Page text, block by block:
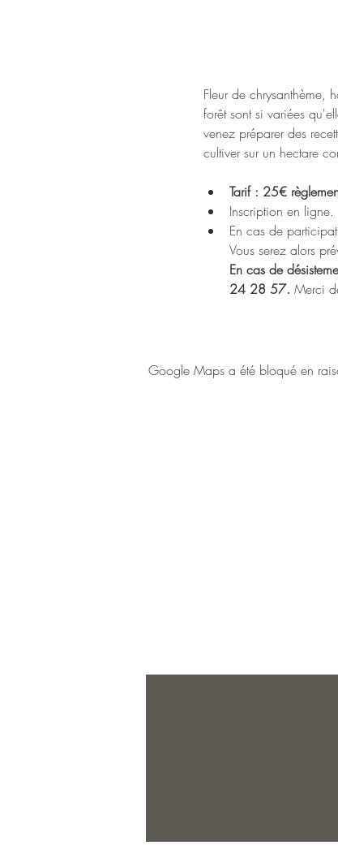
Fleur de chrysanthème,
forêt sont si variées
venez préparer des
cultiver sur un hectare
Tarif : 25€
Inscription en ligne.
En cas de
Vous serez alors
En cas de
24 28 57. Merci
Google Maps a été bloqué en